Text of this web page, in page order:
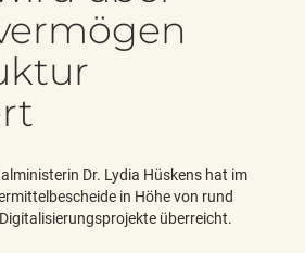
Dr. Lydia Hüskens hat im
in Höhe von rund
überreicht.